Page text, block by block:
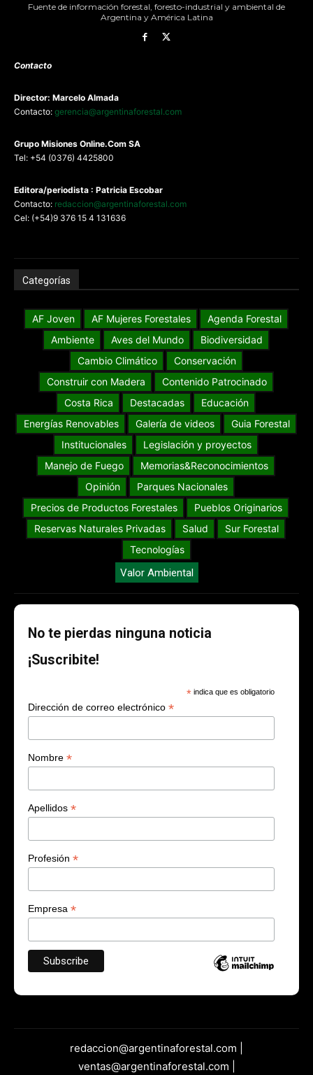
Fuente de información forestal, foresto-industrial y ambiental de
Argentina y América Latina
Contacto
Director: Marcelo Almada
Contacto: gerencia@argentinaforestal.com
Grupo Misiones Online.Com SA
Tel: +54 (0376) 4425800
Editora/periodista : Patricia Escobar
Contacto: redaccion@argentinaforestal.com
Cel: (+54)9 376 15 4 131636
Categorías
AF Joven AF Mujeres Forestales
Agenda Forestal
Ambiente
Aves del Mundo
Biodiversidad
Cambio Climático
Conservación
Construir con Madera
Contenido Patrocinado
Costa Rica
Destacadas
Educación
Energías Renovables
Galería de videos
Guia Forestal
Institucionales
Legislación y proyectos
Manejo de Fuego
Memorias&Reconocimientos
Opinión
Parques Nacionales
Precios de Productos Forestales
Pueblos Originarios
Reservas Naturales Privadas
Salud
Sur Forestal
Tecnologías
Valor Ambiental
No te pierdas ninguna noticia
¡Suscribite!
* indica que es obligatorio
Dirección de correo electrónico *
Nombre *
Apellidos *
Profesión *
Empresa *
redaccion@argentinaforestal.com |
ventas@argentinaforestal.com |